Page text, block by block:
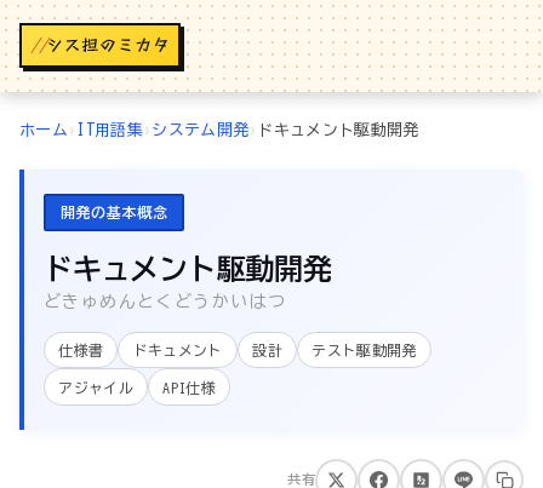
//
ホーム › IT用語集› システム開発› ドキュメント駆動開発
開発の基本概念
ドキュメント駆動開発
どきゅめんとくどうかいはつ
仕様書 ドキュメント 設計 テスト駆動開発
アジャイル API仕様
共有